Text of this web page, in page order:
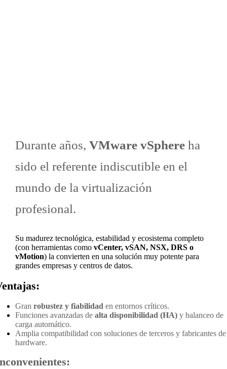
Durante años,VMware vSphere ha
sido el referente indiscutible en el
mundo de la virtualización
profesional.
Su madurez tecnológica, estabilidad y ecosistema completo
(con herramientas como vCenter, vSAN, NSX, DRS o
vMotion) la convierten en una solución muy potente para
grandes empresas y centros de datos.
Granrobustez y fiabilidad en entornos críticos.
Funciones avanzadas dealta disponibilidad (HA) y balanceo de
carga automático.
Amplia compatibilidad con soluciones de terceros y fabricantes de
hardware.